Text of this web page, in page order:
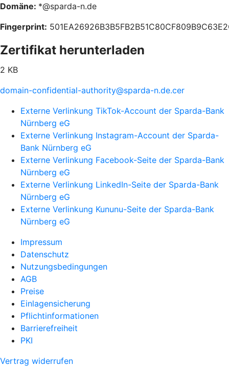
Domäne: *@sparda-n.de
Fingerprint:
Zertifikat herunterladen
2 KB
domain-confidential-authority@sparda-n.de.cer
Externe Verlinkung TikTok-Account der Sparda-Bank
Nürnberg eG
Externe Verlinkung Instagram-Account der Sparda-
Bank Nürnberg eG
Externe Verlinkung Facebook-Seite der Sparda-Bank
Nürnberg eG
Externe Verlinkung LinkedIn-Seite der Sparda-Bank
Nürnberg eG
Externe Verlinkung Kununu-Seite der Sparda-Bank
Nürnberg eG
Impressum
Datenschutz
Nutzungsbedingungen
AGB
Preise
Einlagensicherung
Pflichtinformationen
Barrierefreiheit
PKI
Vertrag widerrufen